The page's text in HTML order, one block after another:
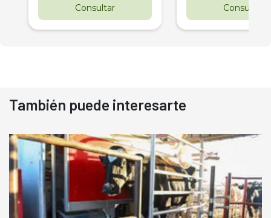
Consultar Consultar
También puede interesarte